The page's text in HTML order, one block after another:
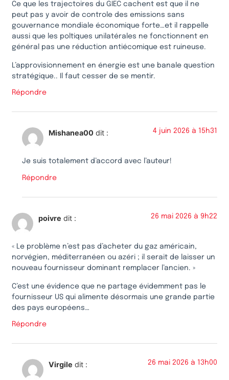
Ce que les trajectoires du GIEC cachent est que il ne
peut pas y avoir de controle des emissions sans
gouvernance mondiale économique forte…et il rappelle
aussi que les poltiques unilatérales ne fonctionnent en
général pas une réduction antiécomique est ruineuse.
L’approvisionnement en énergie est une banale question
stratégique.. Il faut cesser de se mentir.
Répondre
Mishanea00 dit : 4 juin 2026 à 15h31
Je suis totalement d’accord avec l’auteur!
Répondre
poivre dit : 26 mai 2026 à 9h22
« Le problème n’est pas d’acheter du gaz américain,
norvégien, méditerranéen ou azéri ; il serait de laisser un
nouveau fournisseur dominant remplacer l’ancien. »
C’est une évidence que ne partage évidemment pas le
fournisseur US qui alimente désormais une grande partie
des pays européens…
Répondre
Virgile dit : 26 mai 2026 à 13h00